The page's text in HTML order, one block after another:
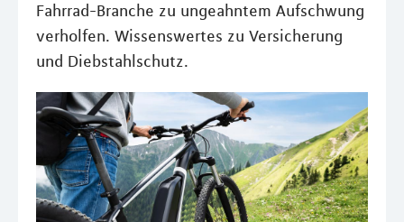
Fahrrad-Branche zu ungeahntem Aufschwung
verholfen. Wissenswertes zu Versicherung
und Diebstahlschutz.